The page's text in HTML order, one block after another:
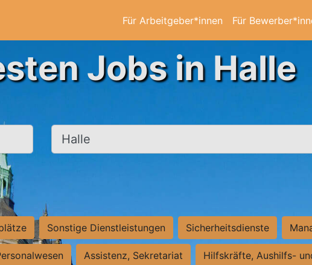
Für Arbeitgeber*innen Für
Jobs in Halle
Ort, Stadt
Sonstige Dienstleistungen Sicherheitsdienste
Assistenz, Sekretariat Hilfskräfte, Aushilfs-